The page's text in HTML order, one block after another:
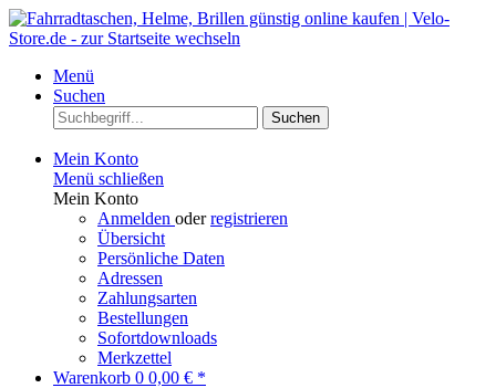
Menü
Suchen
Suchen
Mein Konto
Menü schließen
Mein Konto
Anmelden oderregistrieren
Übersicht
Persönliche Daten
Adressen
Zahlungsarten
Bestellungen
Sofortdownloads
Merkzettel
Warenkorb 0 0,00 € *